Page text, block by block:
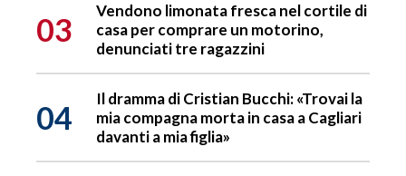
03
Vendono limonata fresca nel cortile di
casa per comprare un motorino,
denunciati tre ragazzini
04
Il dramma di Cristian Bucchi: «Trovai la
mia compagna morta in casa a Cagliari
davanti a mia figlia»